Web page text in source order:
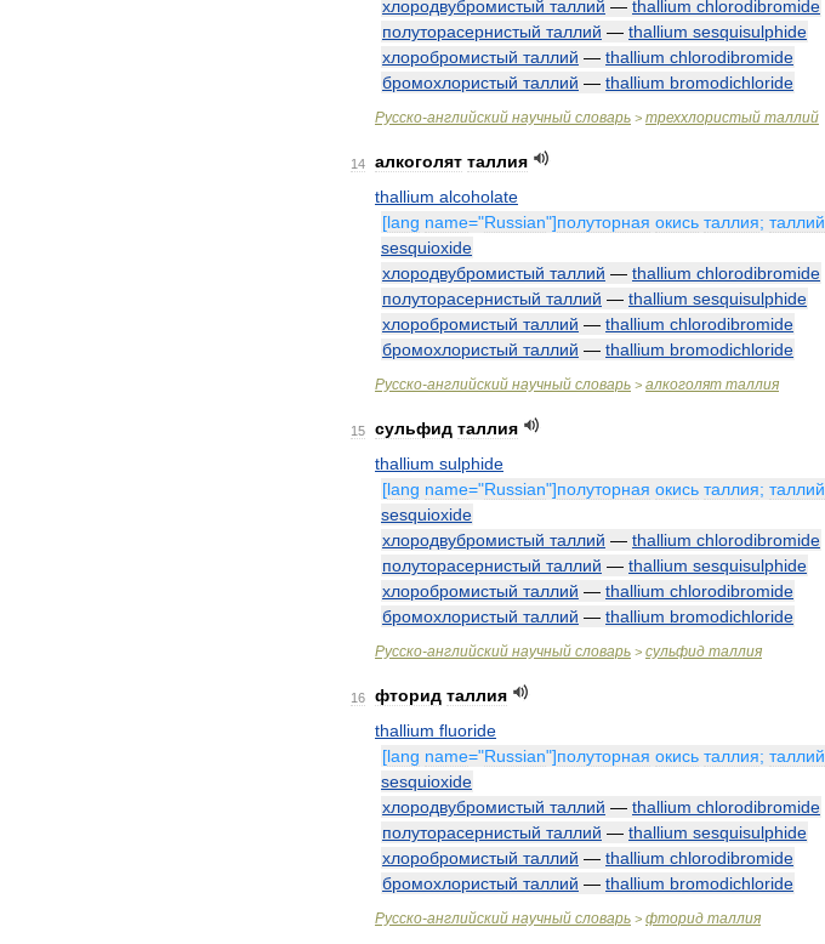
хлородвубромистый таллий — thallium chlorodibromide
полуторасернистый таллий — thallium sesquisulphide
хлоробромистый таллий — thallium chlorodibromide
бромохлористый таллий — thallium bromodichloride
Русско-английский научный словарь > треххлористый таллий
14 алкоголят таллия
thallium alcoholate
[lang name="Russian"]полуторная окись таллия; таллий
sesquioxide
хлородвубромистый таллий — thallium chlorodibromide
полуторасернистый таллий — thallium sesquisulphide
хлоробромистый таллий — thallium chlorodibromide
бромохлористый таллий — thallium bromodichloride
Русско-английский научный словарь > алкоголят таллия
15 сульфид таллия
thallium sulphide
[lang name="Russian"]полуторная окись таллия; таллий
sesquioxide
хлородвубромистый таллий — thallium chlorodibromide
полуторасернистый таллий — thallium sesquisulphide
хлоробромистый таллий — thallium chlorodibromide
бромохлористый таллий — thallium bromodichloride
Русско-английский научный словарь > сульфид таллия
16 фторид таллия
thallium fluoride
[lang name="Russian"]полуторная окись таллия; таллий
sesquioxide
хлородвубромистый таллий — thallium chlorodibromide
полуторасернистый таллий — thallium sesquisulphide
хлоробромистый таллий — thallium chlorodibromide
бромохлористый таллий — thallium bromodichloride
Русско-английский научный словарь > фторид таллия